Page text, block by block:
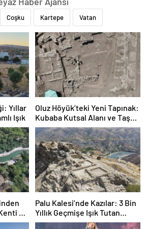
Coşku Kartepe Vatan
Yıllar
Işık
Oluz Höyük’teki Yeni Tapınak:
Kubaba Kutsal Alanı ve Taş
Analizleriyle Gün Yüzüne
Çıkıyor
ve
Palu Kalesi’nde Kazılar: 3 Bin
Yıllık Geçmişe Işık Tutan
Bulgular